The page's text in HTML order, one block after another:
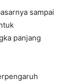
sampai
panjang